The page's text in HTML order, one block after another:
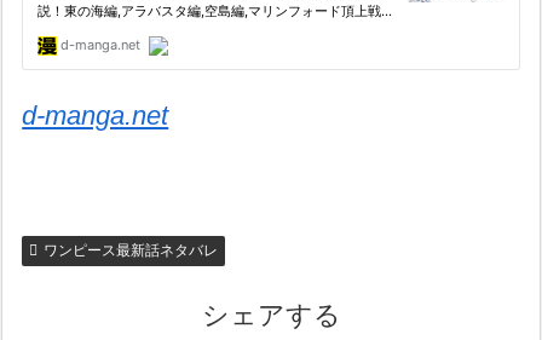
d-manga.net
ワンピース最新話ネタバレ
シェアする